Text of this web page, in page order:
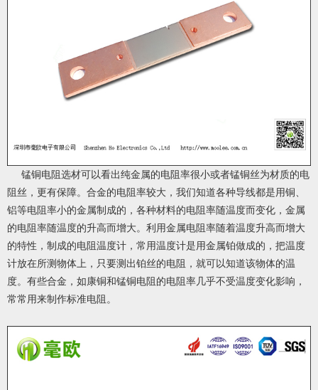
锰铜电阻 选材可以看出纯金属的电阻率很小或者锰铜丝为材质的电
阻丝，更有保障。合金的电阻率较大，我们知道各种导线都是用铜、
铝等电阻率小的金属制成的，各种材料的电阻率随温度而变化，金属
的电阻率随温度的升高而增大。利用金属电阻率随着温度升高而增大
的特性，制成的电阻温度计，常用温度计是用金属铂做成的，把温度
计放在所测物体上，只要测出铂丝的电阻，就可以知道该物体的温
度。有些合金，如康铜和锰铜电阻 的电阻率几乎不受温度变化影响，
常常用来制作标准电阻。